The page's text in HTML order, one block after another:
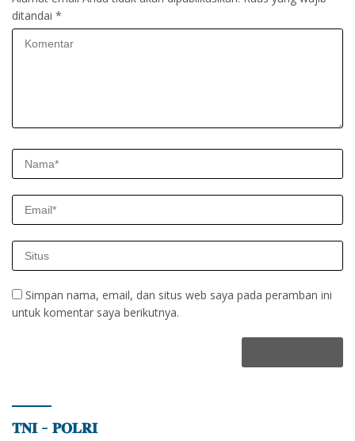
ditandai *
Simpan nama, email, dan situs web saya pada peramban ini
untuk komentar saya berikutnya.
𝐓𝐍𝐈 – 𝐏𝐎𝐋𝐑𝐈